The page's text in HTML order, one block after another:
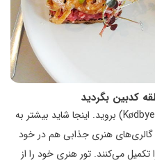
کدبین بگردید
باید بعد از ناهار به منطقه «کدبین» (Kødbyen) بروید. اینجا شاید بیشتر به
گالری‌های هنری جذابی هم در خود
می‌کنند. تور هنری خود را از